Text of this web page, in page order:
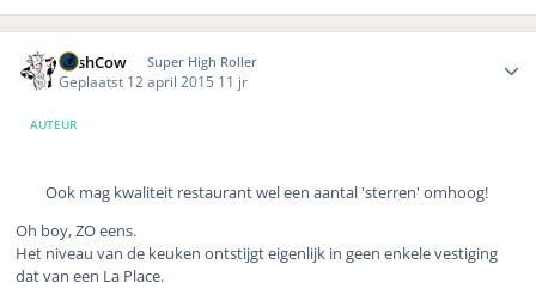
CashCow Super High Roller
Geplaatst 12 april 2015 11 jr
AUTEUR
Ook mag kwaliteit restaurant wel een aantal 'sterren' omhoog!
Oh boy, ZO eens.
Het niveau van de keuken ontstijgt eigenlijk in geen enkele vestiging
dat van een La Place.